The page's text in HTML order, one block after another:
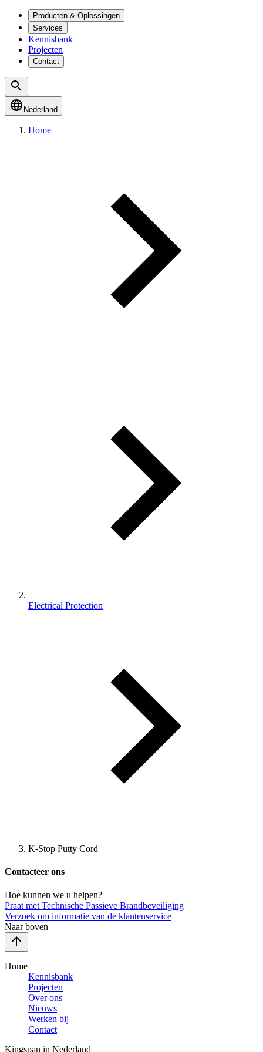
Producten & Oplossingen
Services
Kennisbank
Projecten
Contact
Nederland
Home
Electrical Protection
K-Stop Putty Cord
Contacteer ons
Hoe kunnen we u helpen?
Praat met Technische Passieve Brandbeveiliging
Verzoek om informatie van de klantenservice
Naar boven
Home
Kennisbank
Projecten
Over ons
Nieuws
Werken bij
Contact
Kingspan in Nederland